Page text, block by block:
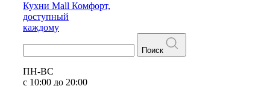
Кухни Mall Комфорт,
доступный
каждому
Поиск
ПН-ВС
с 10:00 до 20:00